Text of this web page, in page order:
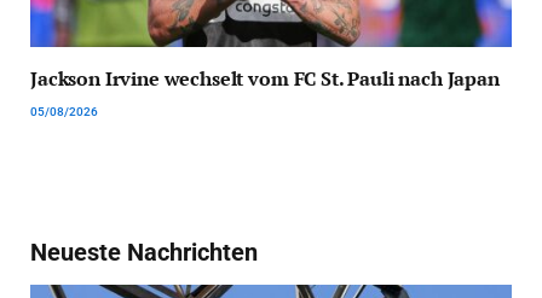
Jackson Irvine wechselt vom FC St. Pauli nach Japan
05/08/2026
Neueste Nachrichten